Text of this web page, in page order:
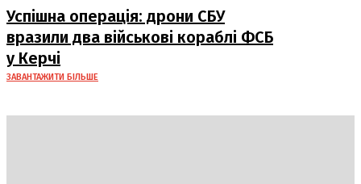
Успішна операція: дрони СБУ
вразили два військові кораблі ФСБ
у Керчі
ЗАВАНТАЖИТИ БІЛЬШЕ